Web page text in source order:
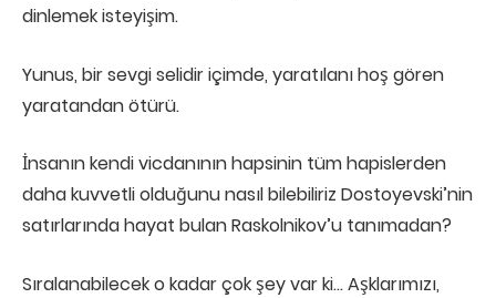
dinlemek isteyişim.
Yunus, bir sevgi selidir içimde, yaratılanı hoş gören
yaratandan ötürü.
İnsanın kendi vicdanının hapsinin tüm hapislerden
daha kuvvetli olduğunu nasıl bilebiliriz Dostoyevski’nin
satırlarında hayat bulan Raskolnikov’u tanımadan?
Sıralanabilecek o kadar çok şey var ki… Aşklarımızı,